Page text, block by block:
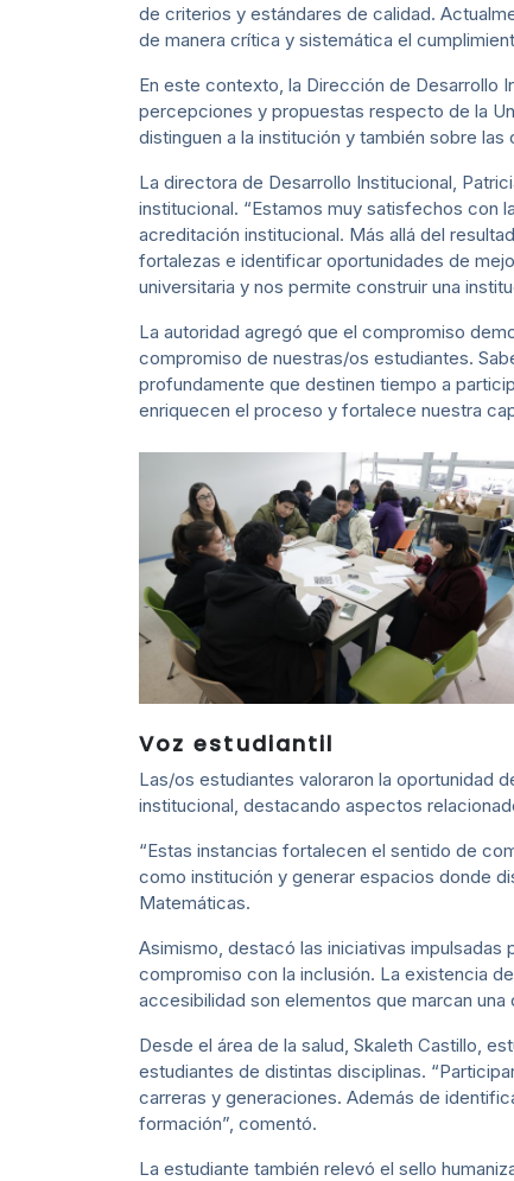
de criterios y estándares de calidad.
de manera crítica y sistemática el
En este contexto, la Dirección de Desarrollo
percepciones y propuestas respecto de la
distinguen a la institución y también sobre
La directora de Desarrollo Institucional,
institucional. “Estamos muy satisfechos con
acreditación institucional. Más allá del
fortalezas e identificar oportunidades de
universitaria y nos permite construir una
La autoridad agregó que el compromiso
compromiso de nuestras/os estudiantes.
profundamente que destinen tiempo a
enriquecen el proceso y fortalece nuestra
Voz estudiantil
Las/os estudiantes valoraron la oportunidad
institucional, destacando aspectos
“Estas instancias fortalecen el sentido de
como institución y generar espacios donde
Matemáticas.
Asimismo, destacó las iniciativas impulsadas
compromiso con la inclusión. La existencia
accesibilidad son elementos que marcan
Desde el área de la salud, Skaleth Castillo,
estudiantes de distintas disciplinas.
carreras y generaciones. Además de
formación”, comentó.
La estudiante también relevó el sello